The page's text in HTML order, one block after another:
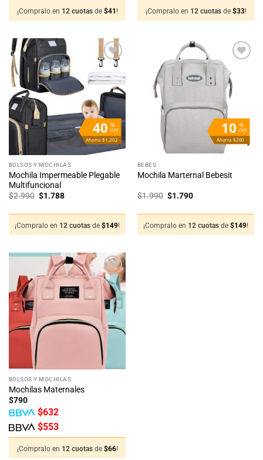
¡Compralo en 12 cuotas de $41 !
$590.$399.
¡Compralo en 12 cuotas de $33!
%
OFF
40
Ahorra $1.202
Añadir
a la
lista
de
deseos
BOLSOS Y MOCHILAS
Mochila Impermeable Plegable
Multifuncional
$2.990 El
$2.990.
$1.788El
$1.788.
¡Compralo en 12 cuotas de $149!
%
OFF
10
Ahorra $200
Añadir
lista
deseos
BEBÉS
Mochila Marternal Bebesit
$1.990 El
$1.990.
$1.790El
$1.790.
¡Compralo en 12 cuotas de $149!
Añadir
a la
lista
de
deseos
BOLSOS Y MOCHILAS
Mochilas Maternales
$790
$632
$553
¡Compralo en 12 cuotas de $66!